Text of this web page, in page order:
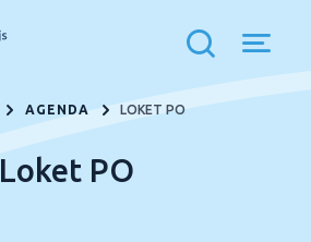
AGENDA LOKET PO
Loket PO